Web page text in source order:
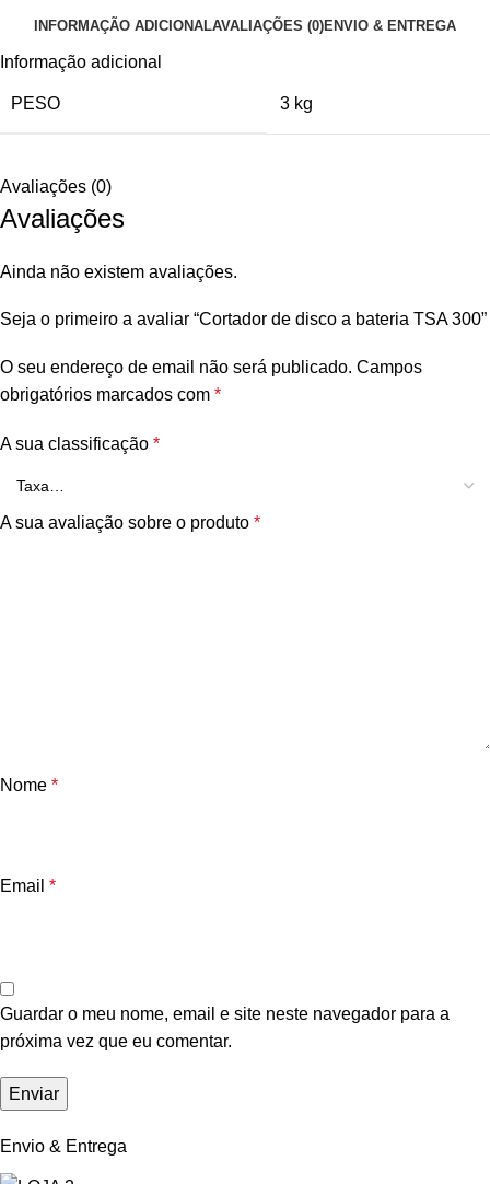
INFORMAÇÃO ADICIONALAVALIAÇÕES (0)ENVIO & ENTREGA
Informação adicional
PESO 3 kg
Avaliações (0)
Avaliações
Ainda não existem avaliações.
Seja o primeiro a avaliar “Cortador de disco a bateria TSA 300”
O seu endereço de email não será publicado. Campos
obrigatórios marcados com *
A sua classificação *
A sua avaliação sobre o produto *
Nome *
Email *
Guardar o meu nome, email e site neste navegador para a
próxima vez que eu comentar.
Envio & Entrega